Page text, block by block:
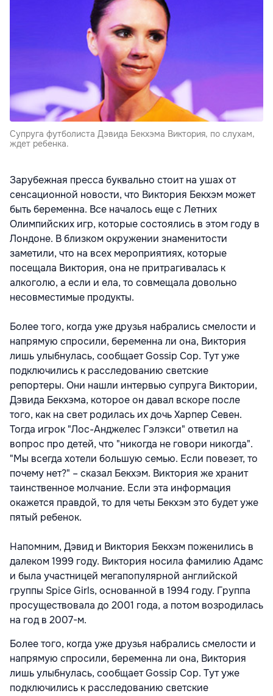
Cупруга футболиста Дэвида Бекхэма Виктория, по слухам,
ждет ребенка.
Зарубежная пресса буквально стоит на ушах от
сенсационной новости, что Виктория Бекхэм может
быть беременна. Все началось еще с Летних
Олимпийских игр, которые состоялись в этом году в
Лондоне. В близком окружении знаменитости
заметили, что на всех мероприятиях, которые
посещала Виктория, она не притрагивалась к
алкоголю, а если и ела, то совмещала довольно
несовместимые продукты.
Более того, когда уже друзья набрались смелости и
напрямую спросили, беременна ли она, Виктория
лишь улыбнулась, сообщает Gossip Cop. Тут уже
подключились к расследованию светские
репортеры. Они нашли интервью супруга Виктории,
Дэвида Бекхэма, которое он давал вскоре после
того, как на свет родилась их дочь Харпер Севен.
Тогда игрок "Лос-Анджелес Гэлэкси" ответил на
вопрос про детей, что "никогда не говори никогда".
"Мы всегда хотели большую семью. Если повезет, то
почему нет?" – сказал Бекхэм. Виктория же хранит
таинственное молчание. Если эта информация
окажется правдой, то для четы Бекхэм это будет уже
пятый ребенок.
Напомним, Дэвид и Виктория Бекхэм поженились в
далеком 1999 году. Виктория носила фамилию Адамс
и была участницей мегапопулярной английской
группы Spice Girls, основанной в 1994 году. Группа
просуществовала до 2001 года, а потом возродилась
на год в 2007-м.
Более того, когда уже друзья набрались смелости и
напрямую спросили, беременна ли она, Виктория
лишь улыбнулась, сообщает Gossip Cop. Тут уже
подключились к расследованию светские